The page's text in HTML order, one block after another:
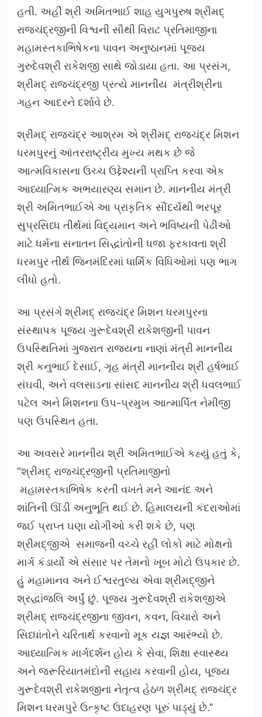
હતી. અહીં શ્રી અમિતભાઈ શાહ યુગપુરુષ શ્રીમદ્
રાજચંદ્રજીની વિશ્વની સૌથી વિરાટ પ્રતિમાજીના
મહામસ્તકાભિષેકના પાવન અનુષ્ઠાનમાં પૂજ્ય
ગુરુદેવશ્રી રાકેશજી સાથે જોડાયા હતા. આ પ્રસંગ,
શ્રીમદ્ રાજચંદ્રજી પ્રત્યે માનનીય મંત્રીશ્રીના
ગહન આદરને દર્શાવે છે.
શ્રીમદ્ રાજચંદ્ર આશ્રમ એ શ્રીમદ્ રાજચંદ્ર મિશન
ધરમપુરનું આંતરરાષ્ટ્રીય મુખ્ય મથક છે જે
આત્મવિકાસના ઉચ્ચ ઉદ્દેશ્યની પ્રાપ્તિ કરવા એક
આધ્યાત્મિક અભયારણ્ય સમાન છે. માનનીય મંત્રી
શ્રી અમિતભાઈએ આ પ્રાકૃતિક સૌંદર્યથી ભરપૂર
સુપ્રસિધ્ધ તીર્થમાં વિદ્યમાન અને ભવિષ્યની પેઢીઓ
માટે ધર્મના સનાતન સિદ્ધાંતોની ધજા ફરકાવતા શ્રી
ધરમપુર તીર્થ જિનમંદિરમાં ધાર્મિક વિધિઓમાં પણ ભાગ
લીધો હતો.
આ પ્રસંગે શ્રીમદ્ રાજચંદ્ર મિશન ધરમપુરના
સંસ્થાપક પૂજ્ય ગુરૂદેવશ્રી રાકેશજીની પાવન
ઉપસ્થિતિમાં ગુજરાત રાજ્યના નાણાં મંત્રી માનનીય
શ્રી કનુભાઈ દેસાઈ, ગૃહ મંત્રી માનનીય શ્રી હર્ષભાઈ
સંઘવી, અને વલસાડના સાંસદ માનનીય શ્રી ધવલભાઈ
પટેલ અને મિશનના ઉપ-પ્રમુખ આત્માર્પિત નેમીજી
પણ ઉપસ્થિત હતા.
આ અવસરે માનનીય શ્રી અમિતભાઈએ કહ્યું હતું કે,
“શ્રીમદ્ રાજચંદ્રજીની પ્રતિમાજીનો
મહામસ્તકાભિષેક કરતી વખતે મને આનંદ અને
શાંતિની ઊંડી અનુભૂતિ થઈ છે. હિમાલયની કંદરાઓમાં
જઈ પ્રાપ્ત ઘણા યોગીઓ કરી શકે છે, પણ
શ્રીમદ્જીએ સમાજની વચ્ચે રહી લોકો માટે મોક્ષનો
માર્ગ કંડાર્યો એ સંસાર પર તેમનો ખૂબ મોટો ઉપકાર છે.
હું મહામાનવ અને ઈશ્વરતુલ્ય એવા શ્રીમદ્જીને
શ્રદ્ધાંજલિ અર્પું છું. પૂજ્ય ગુરૂદેવશ્રી રાકેશજીએ
શ્રીમદ્ રાજચંદ્રજીના જીવન, કવન, વિચારો અને
સિધ્ધાંતોને ચરિતાર્થ કરવાનો મૂક યજ્ઞ આરંભ્યો છે.
આધ્યાત્મિક માર્ગદર્શન હોય કે સેવા, શિક્ષા સ્વાસ્થ્ય
અને જરૂરિયાતમંદોની સહાય કરવાની હોય, પૂજ્ય
ગુરૂદેવશ્રી રાકેશજીના નેતૃત્વ હેઠળ શ્રીમદ્ રાજચંદ્ર
મિશન ધરમપુરે ઉત્કૃષ્ટ ઉદાહરણ પૂરું પાડ્યું છે.’’